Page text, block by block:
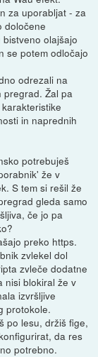
za uporabljat - za
določene
olajšajo
se potem odločajo
odrezali na
pregrad. Žal pa
in naprednih
potrebuješ
že v
S tem si rešil že
gleda samo
če jo pa
preko https.
zvlekel dol
zvleče dodatne
nisi blokiral že v
izvršljive
protokole.
po lesu, držiš fige,
da res
potrebno.